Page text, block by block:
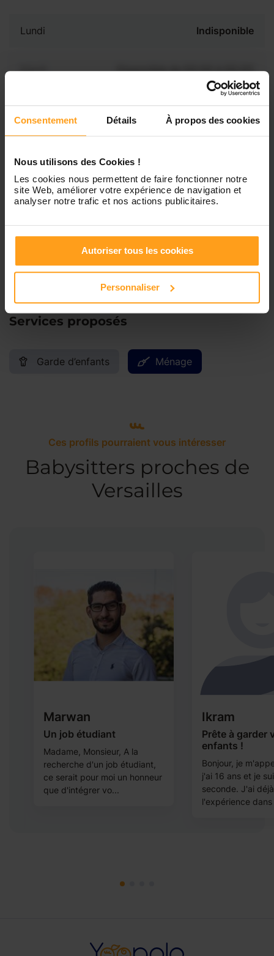
Consentement Détails À propos des cookies
Nous utilisons des Cookies !
Les cookies nous permettent de faire fonctionner notre
site Web, améliorer votre expérience de navigation et
analyser notre trafic et nos actions publicitaires.
Autoriser tous les cookies
Personnaliser
Lundi Indisponible
Mardi Disponible de 00:00 à 00:00
Mercredi Disponible de 00:00 à 00:30
Vendredi Disponible de 00:00 à 00:00
Samedi Disponible de 00:00 à 00:00
Vous souhaitez connaître les
Contactez-nous
Services proposés
Garde d’enfants Ménage
Ces profils pourraient vous intéresser
Babysitters proches de
Versailles
Marwan
Un job étudiant
Madame, Monsieur, A la
recherche d'un job étudiant,
ce serait pour moi un honneur
que d'intégrer vo...
Ikram
Prête à garder
enfants !
Bonjour, je
j'ai 16 ans et je
seconde. J'ai
l'expérience